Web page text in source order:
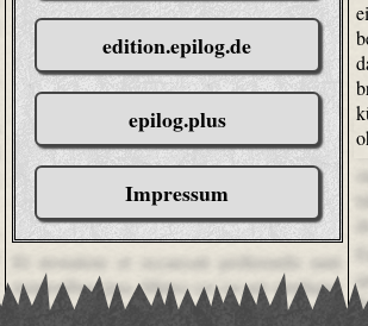
edition.epilog.de
epilog.plus
Impressum
Et inventore et occaecati perferendis sunt
temporibus ipsa. Minus est est aut similique
sint rerum architecto. Incidunt non tempora